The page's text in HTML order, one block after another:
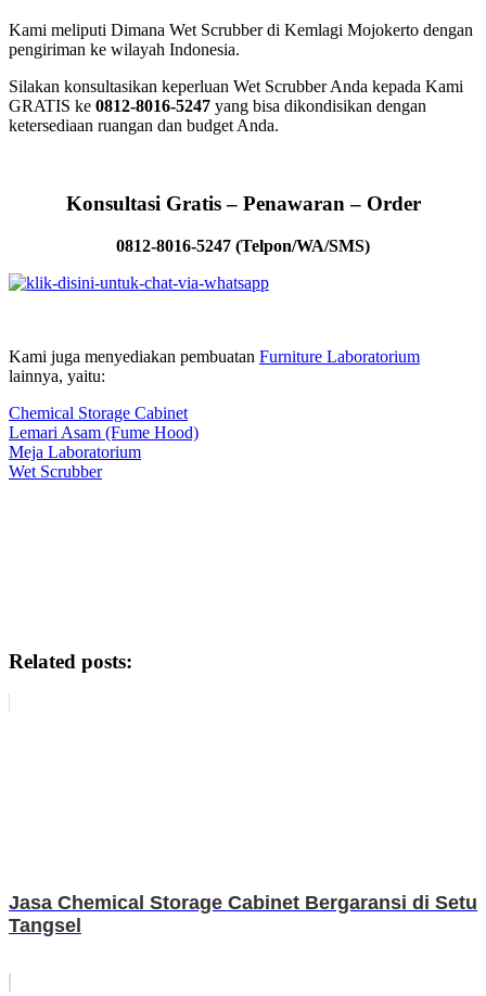
Kami meliputi Dimana Wet Scrubber di Kemlagi Mojokerto dengan
pengiriman ke wilayah Indonesia.
Silakan konsultasikan keperluan Wet Scrubber Anda kepada Kami
GRATIS ke 0812-8016-5247 yang bisa dikondisikan dengan
ketersediaan ruangan dan budget Anda.
Konsultasi Gratis – Penawaran – Order
0812-8016-5247 (Telpon/WA/SMS)
Kami juga menyediakan pembuatan Furniture Laboratorium
lainnya, yaitu:
Chemical Storage Cabinet
Lemari Asam (Fume Hood)
Meja Laboratorium
Wet Scrubber
Related posts:
Jasa Chemical Storage Cabinet Bergaransi di Setu
Tangsel